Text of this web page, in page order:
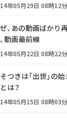
年05月29日 08時12分
、あの動画ばか
動画最前線
年05月22日 08時22分
つきは「出世」の
は？
年05月15日 08時03分